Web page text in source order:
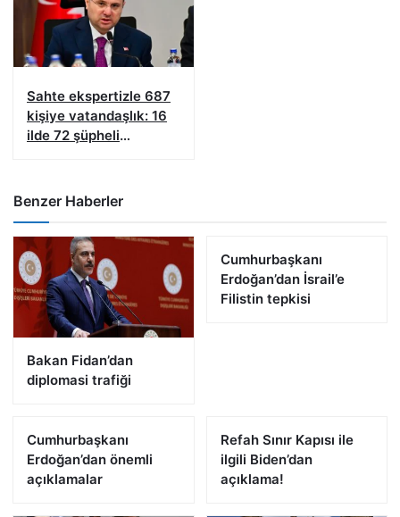
Sahte ekspertizle 687
kişiye vatandaşlık: 16
ilde 72 şüpheli
Benzer Haberler
Bakan Fidan’dan
diplomasi trafiği
Cumhurbaşkanı
Erdoğan’dan İsrail’e
Filistin tepkisi
Cumhurbaşkanı
Erdoğan’dan önemli
açıklamalar
Refah Sınır Kapısı ile
ilgili Biden’dan
açıklama!